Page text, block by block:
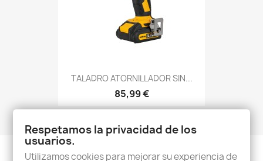
TALADRO ATORNILLADOR SIN...
85,99 €
Respetamos la privacidad de los
usuarios.
Utilizamos cookies para mejorar su experiencia de